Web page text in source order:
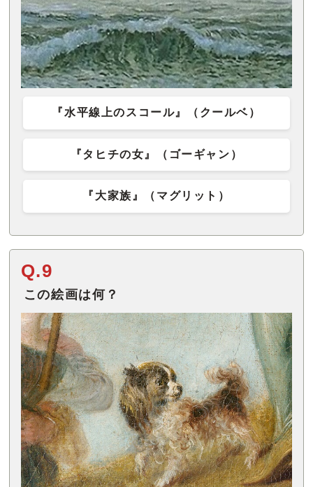
『水平線上のスコール』（クールベ）
『タヒチの女』（ゴーギャン）
『大家族』（マグリット）
Q.9
この絵画は何？